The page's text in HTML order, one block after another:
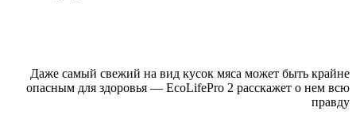
Даже самый свежий на вид кусок мяса может быть крайне
опасным для здоровья — EcoLifePro 2 расскажет о нем всю
правду